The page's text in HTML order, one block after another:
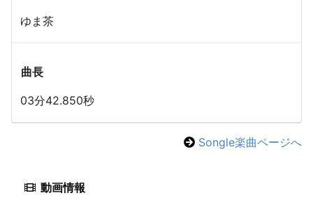
ゆま茶
曲長
03分42.850秒
Songle楽曲ページへ
動画情報